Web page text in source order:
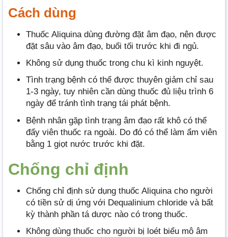
Cách dùng
Thuốc Aliquina dùng đường đặt âm đạo, nên được
đặt sâu vào âm đạo, buổi tối trước khi đi ngủ.
Không sử dụng thuốc trong chu kì kinh nguyệt.
Tình trạng bệnh có thể được thuyên giảm chỉ sau
1-3 ngày, tuy nhiên cần dùng thuốc đủ liệu trình 6
ngày để tránh tình trạng tái phát bệnh.
Bệnh nhân gặp tình trạng âm đạo rất khô có thể
đẩy viên thuốc ra ngoài. Do đó có thể làm ẩm viên
bằng 1 giọt nước trước khi đặt.
Chống chỉ định
Chống chỉ định sử dụng thuốc Aliquina cho người
có tiền sử dị ứng với Dequalinium chloride và bất
kỳ thành phần tá dược nào có trong thuốc.
Không dùng thuốc cho người bị loét biểu mô âm